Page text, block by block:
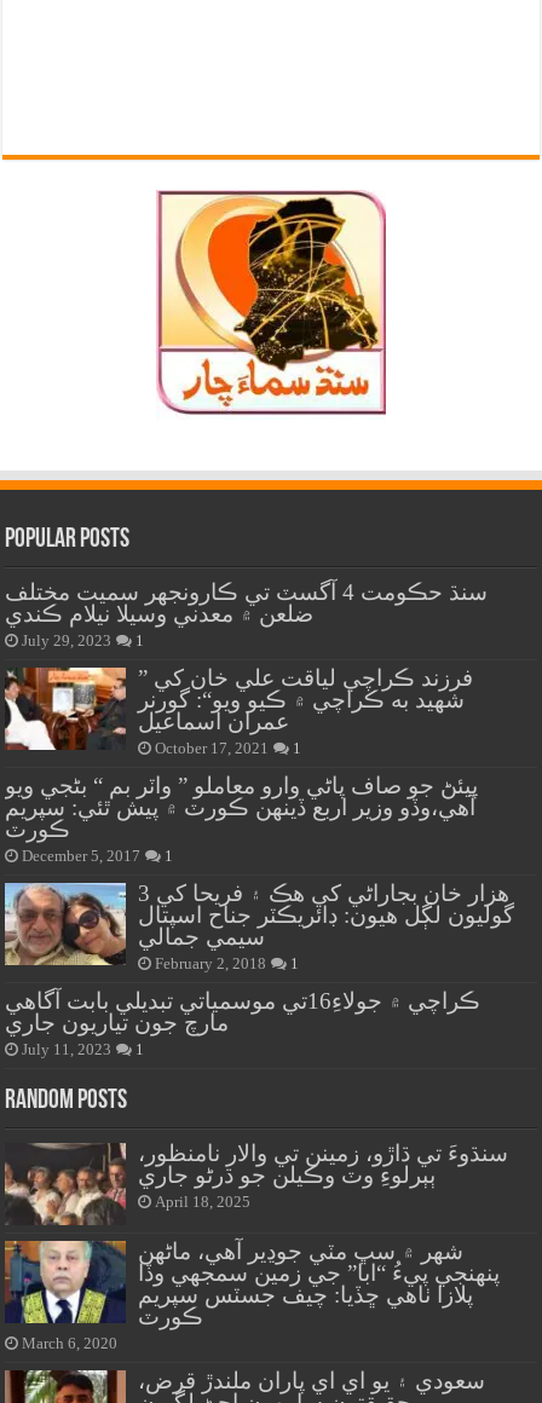
Popular Posts
سنڌ حڪومت 4 آگسٽ تي ڪارونجهر سميت مختلف
ضلعن ۾ معدني وسيلا نيلام ڪندي
July 29, 2023 1
” فرزند ڪراچي لياقت علي خان کي
شهيد به ڪراچي ۾ ڪيو ويو“: گورنر
عمران اسماعيل
October 17, 2021 1
پيئڻ جو صاف پاڻي وارو معاملو ” واٽر بم “ بڻجي ويو
آهي،وڏو وزير اربع ڏينهن ڪورٽ ۾ پيش ٿئي: سپريم
ڪورٽ
December 5, 2017 1
هزار خان بجاراڻي کي هڪ ۽ فريحا کي 3
گوليون لڳل هيون: ڊائريڪٽر جناح اسپتال
سيمي جمالي
February 2, 2018 1
ڪراچي ۾ جولاءِ16تي موسمياتي تبديلي بابت آگاهي
مارچ جون تياريون جاري
July 11, 2023 1
Random Posts
سنڌوءَ تي ڌاڙو، زمينن تي والار نامنظور،
ٻٻرلوءِ وٽ وڪيلن جو ڌرڻو جاري
April 18, 2025
شهر ۾ سڀ مٽي جوڍير آهي، ماڻهن
پنهنجي پيءُ “ابا” جي زمين سمجهي وڏا
پلازا ٺاهي ڇڏيا: چيف جسٽس سپريم
ڪورٽ
March 6, 2020
سعودي ۽ يو اي اي پاران ملندڙ قرض،